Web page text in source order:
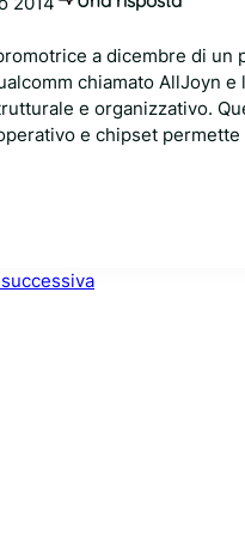
a dicembre di un
chiamato AllJoyn
e organizzativo.
e chipset